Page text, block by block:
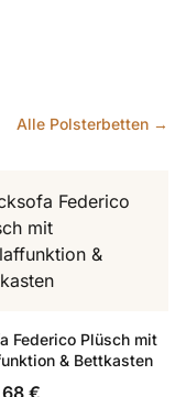
Alle Polsterbetten →
Federico Plüsch mit
& Bettkasten
€